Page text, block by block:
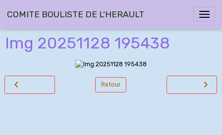
COMITE BOULISTE DE L'HERAULT
Img 20251128 195438
Retour